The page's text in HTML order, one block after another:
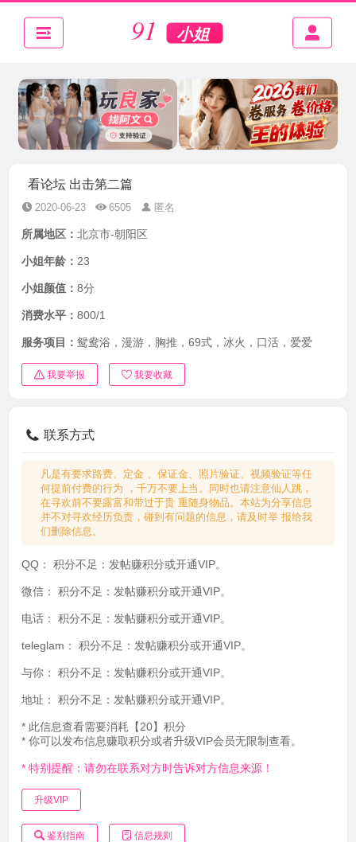
看论坛 出击第二篇
2020-06-23 6505 匿名
所属地区： 北京市-朝阳区
小姐年龄： 23
小姐颜值： 8分
消费水平： 800/1
服务项目： 鸳鸯浴，漫游，胸推，69式，冰火，口活，爱爱
我要举报 我要收藏
联系方式
凡是有要求路费、定金 、保证金、照片验证、视频验证等任
何提前付费的行为 ，千万不要上当。同时也请注意仙人跳，
在寻欢前不要露富和带过于贵 重随身物品。本站为分享信息
并不对寻欢经历负责，碰到有问题的信息，请及时举 报给我
们删除信息。
QQ： 积分不足：发帖赚积分或开通VIP。
微信： 积分不足：发帖赚积分或开通VIP。
电话： 积分不足：发帖赚积分或开通VIP。
teleglam： 积分不足：发帖赚积分或开通VIP。
与你： 积分不足：发帖赚积分或开通VIP。
地址： 积分不足：发帖赚积分或开通VIP。
* 此信息查看需要消耗【20】积分
* 你可以发布信息赚取积分或者升级VIP会员无限制查看。
* 特别提醒：请勿在联系对方时告诉对方信息来源！
升级VIP
鉴别指南 信息规则